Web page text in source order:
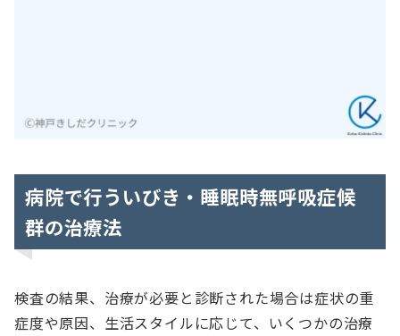
病院で行ういびき・睡眠時無呼吸症候
群の治療法
検査の結果、治療が必要と診断された場合は症状の重
症度や原因、生活スタイルに応じて、いくつかの治療